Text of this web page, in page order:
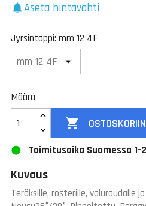
notificationsAseta hintavahti
Jyrsintappi: mm 12 4F
Määrä
 OSTOSKORIIN
Toimitusaika Suomessa 1-
Kuvaus
Teräksille, rosterille, valuraudalle